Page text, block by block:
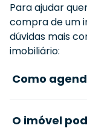
Para ajudar
compra de um
dúvidas mais
imobiliário:
Como
O imóvel